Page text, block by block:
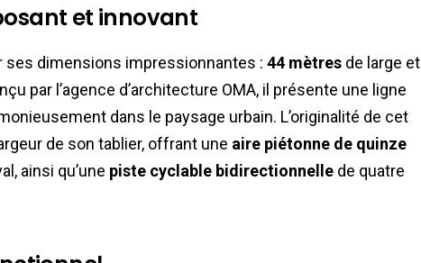
et innovant
ses dimensions impressionnantes : 44 mètres de large et
par l’agence d’architecture OMA, il présente une ligne
dans le paysage urbain. L’originalité de cet
de son tablier, offrant une aire piétonne de quinze
ainsi qu’une piste cyclable bidirectionnelle de quatre